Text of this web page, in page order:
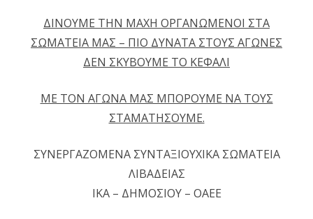
Αθήνα
ΔΙΝΟΥΜΕ ΤΗΝ ΜΑΧΗ ΟΡΓΑΝΩΜΕΝΟΙ ΣΤΑ
ΣΩΜΑΤΕΙΑ ΜΑΣ – ΠΙΟ ΔΥΝΑΤΑ ΣΤΟΥΣ ΑΓΩΝΕΣ
ΔΕΝ ΣΚΥΒΟΥΜΕ ΤΟ ΚΕΦΑΛΙ
ΜΕ ΤΟΝ ΑΓΩΝΑ ΜΑΣ ΜΠΟΡΟΥΜΕ ΝΑ ΤΟΥΣ
ΣΤΑΜΑΤΗΣΟΥΜΕ.
ΣΥΝΕΡΓΑΖΟΜΕΝΑ ΣΥΝΤΑΞΙΟΥΧΙΚΑ ΣΩΜΑΤΕΙΑ
ΛΙΒΑΔΕΙΑΣ
ΙΚΑ – ΔΗΜΟΣΙΟΥ – ΟΑΕΕ